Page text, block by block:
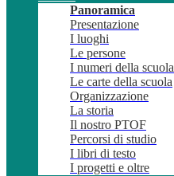
Panoramica
Presentazione
I luoghi
Le persone
I numeri della scuola
Le carte della scuola
Organizzazione
La storia
Il nostro PTOF
Percorsi di studio
I libri di testo
I progetti e oltre